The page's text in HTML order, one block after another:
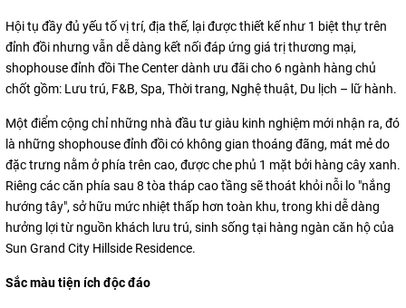
Hội tụ đầy đủ yếu tố vị trí, địa thế, lại được thiết kế như 1 biệt thự trên
đỉnh đồi nhưng vẫn dễ dàng kết nối đáp ứng giá trị thương mại,
shophouse đỉnh đồi The Center dành ưu đãi cho 6 ngành hàng chủ
chốt gồm: Lưu trú, F&B, Spa, Thời trang, Nghệ thuật, Du lịch – lữ hành.
Một điểm cộng chỉ những nhà đầu tư giàu kinh nghiệm mới nhận ra, đó
là những shophouse đỉnh đồi có không gian thoáng đãng, mát mẻ do
đặc trưng nằm ở phía trên cao, được che phủ 1 mặt bởi hàng cây xanh.
Riêng các căn phía sau 8 tòa tháp cao tầng sẽ thoát khỏi nỗi lo "nắng
hướng tây", sở hữu mức nhiệt thấp hơn toàn khu, trong khi dễ dàng
hưởng lợi từ nguồn khách lưu trú, sinh sống tại hàng ngàn căn hộ của
Sun Grand City Hillside Residence.
Sắc màu tiện ích độc đáo